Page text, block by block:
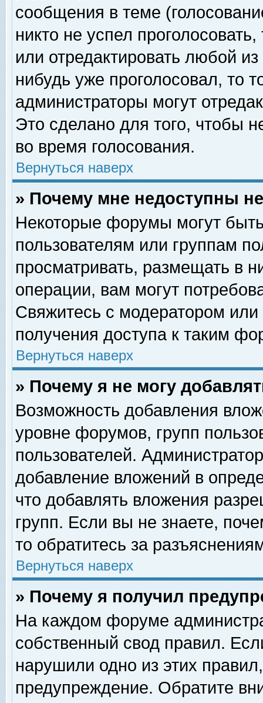
сообщения в теме
никто не успел
или отредактировать любой
нибудь уже проголосовал, то
администраторы могут
Это сделано для того, чтобы
во время голосования.
Вернуться наверх
» Почему мне недоступны
Некоторые форумы могут
пользователям или группам
просматривать, размещать в
операции, вам могут
Свяжитесь с модератором
получения доступа к таким
Вернуться наверх
» Почему я не могу
Возможность добавления
уровне форумов, групп
пользователей.
добавление вложений в
что добавлять вложения
групп. Если вы не знаете,
то обратитесь за
Вернуться наверх
» Почему я получил
На каждом форуме
собственный свод правил.
нарушили одно из этих
предупреждение. Обратите